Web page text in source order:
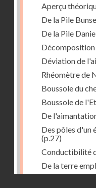
Aperçu
De la Pile
De la Pile
Décomposition
Déviation de
Rhéomètre de
Boussole du
Boussole de
De
Des pôles d'un
(p.27)
Conductibilité
De la terre